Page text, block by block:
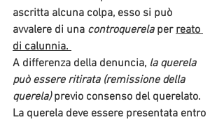
ascritta alcuna colpa, esso si può
avvalere di una controquerela per reato
di calunnia.
A differenza della denuncia, la querela
può essere ritirata (remissione della
querela) previo consenso del querelato.
La querela deve essere presentata entro